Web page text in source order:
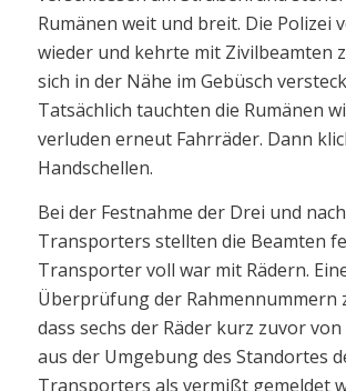
Rumänen weit und breit. Die Polizei
wieder und kehrte mit Zivilbeamten
sich in der Nähe im Gebüsch
Tatsächlich tauchten die Rumänen
verluden erneut Fahrräder. Dann
Handschellen.
Bei der Festnahme der Drei und
Transporters stellten die Beamten
Transporter voll war mit Rädern.
Überprüfung der Rahmennummern
dass sechs der Räder kurz zuvor
aus der Umgebung des Standortes
Transporters als vermißt gemeldet